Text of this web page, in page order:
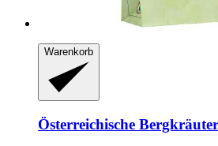
Warenkorb
Österreichische Bergkräuter